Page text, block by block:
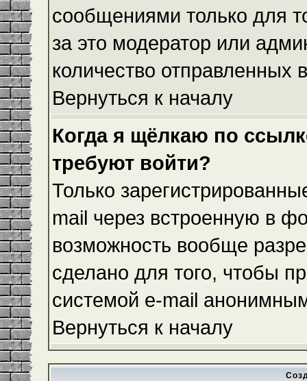
сообщениями только для
за это модератор или
количество
Вернуться к началу
Когда я щёлкаю по
требуют войти?
Только
mail через встроенную в
возможность вообще
сделано для того, чтобы
системой e-mail
Вернуться к началу